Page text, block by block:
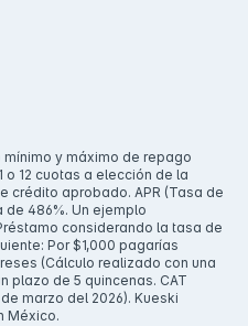
y máximo de repago
o 12 cuotas a elección de la
crédito aprobado. APR (Tasa de
de 486%. Un ejemplo
considerando la tasa de
Por $1,000 pagarías
(Cálculo realizado con una
plazo de 5 quincenas. CAT
marzo del 2026). Kueski
México.